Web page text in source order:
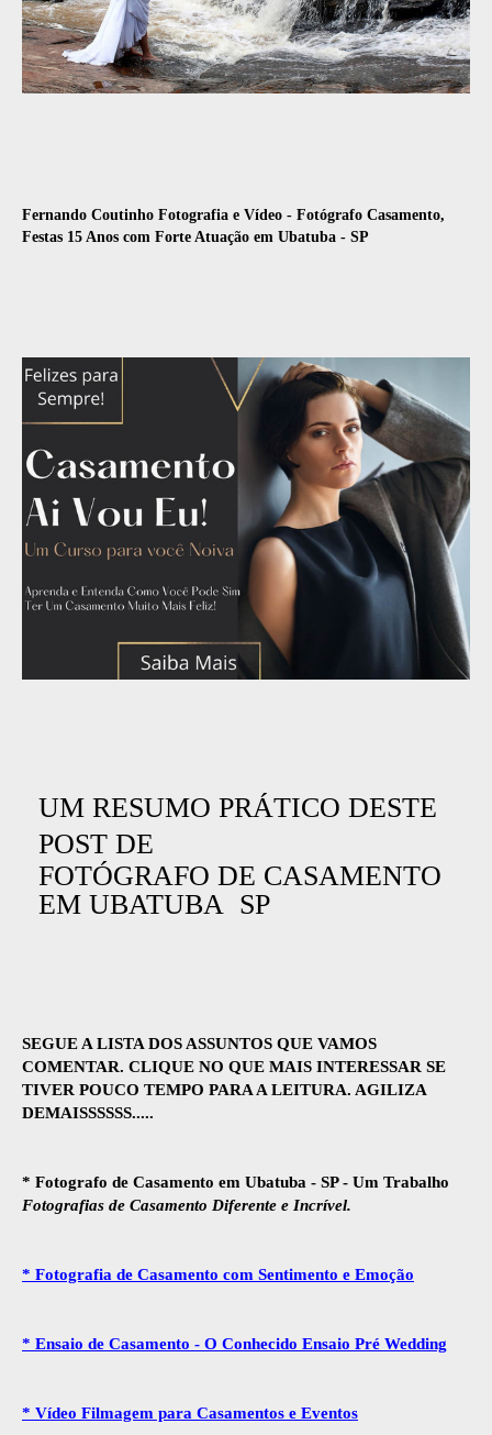
Fernando Coutinho Fotografia e Vídeo - Fotógrafo Casamento,
Festas 15 Anos com Forte Atuação em Ubatuba - SP
UM RESUMO PRÁTICO DESTE
POST DE
FOTÓGRAFO DE CASAMENTO
EM UBATUBA SP
SEGUE A LISTA DOS ASSUNTOS QUE VAMOS
COMENTAR. CLIQUE NO QUE MAIS INTERESSAR SE
TIVER POUCO TEMPO PARA A LEITURA. AGILIZA
DEMAISSSSSS.....
* Fotografo de Casamento em Ubatuba - SP - Um Trabalho
Fotografias de Casamento Diferente e Incrível.
* Fotografia de Casamento com Sentimento e Emoção
* Ensaio de Casamento - O Conhecido Ensaio Pré Wedding
* Vídeo Filmagem para Casamentos e Eventos